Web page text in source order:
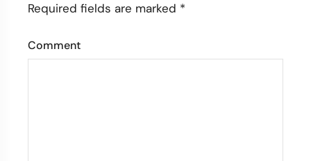
Required fields are marked *
Comment